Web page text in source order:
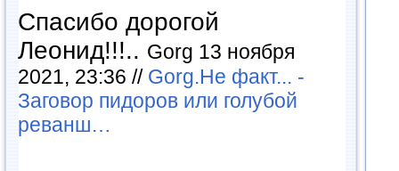
Спасибо дорогой
Леонид!!!.. Gorg 13 ноября
2021, 23:36 // Gorg.Не факт... -
Заговор пидоров или голубой
реванш…